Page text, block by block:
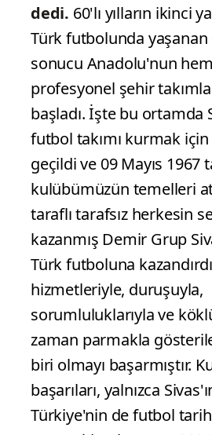
dedi. 60'lı yılların ikinci
Türk futbolunda
sonucu Anadolu'nun
profesyonel şehir
başladı. İşte bu ortamda
futbol takımı kurmak
geçildi ve 09 Mayıs 1967
kulübümüzün temelleri
taraflı tarafsız herkesin
kazanmış Demir Grup
Türk futboluna
hizmetleriyle, duruşuyla,
sorumluluklarıyla ve
zaman parmakla
biri olmayı başarmıştır.
başarıları, yalnızca
Türkiye'nin de futbol